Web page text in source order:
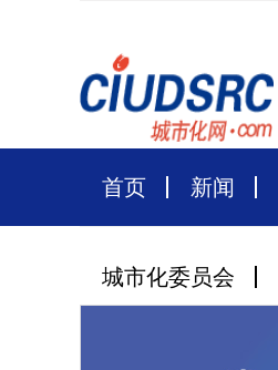
首页 新闻
城市化委员会